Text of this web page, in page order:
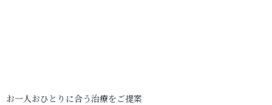
お一人おひとりに合う治療をご提案